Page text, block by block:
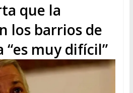
que la
los barrios de
“es muy difícil”